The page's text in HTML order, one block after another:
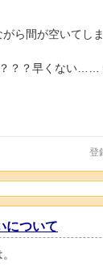
ら間が空いてし
？？早くない……
登
について